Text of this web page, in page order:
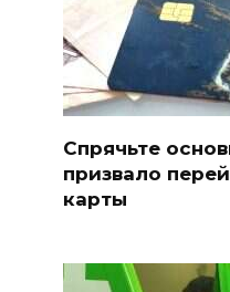
Спрячьте
призвало
карты